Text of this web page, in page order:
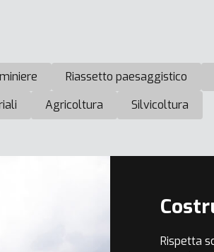
Riassetto paesaggistico
Agricoltura Silvicoltura
Rispetta